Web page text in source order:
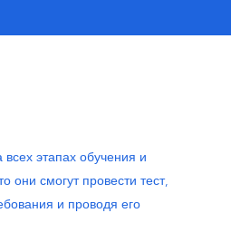
этапах обучения и
они смогут провести тест,
и проводя его